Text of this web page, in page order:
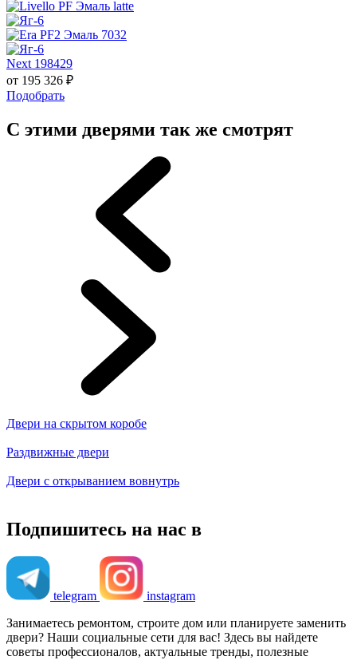
Next 198429
от 195 326 ₽
Подобрать
С этими дверями так же смотрят
Двери на скрытом коробе
Раздвижные двери
Двери с открыванием вовнутрь
Подпишитесь на нас в
telegram
instagram
Занимаетесь ремонтом, строите дом или планируете заменить
двери? Наши социальные сети для вас! Здесь вы найдете
советы профессионалов, актуальные тренды, полезные